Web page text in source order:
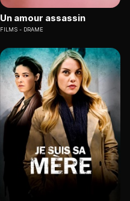
Un amour assassin
FILMS DRAME